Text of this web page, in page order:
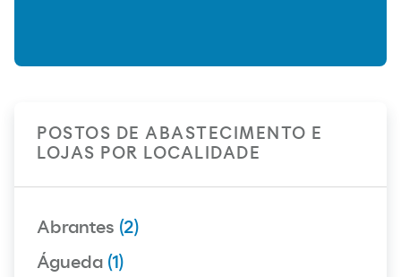
POSTOS DE ABASTECIMENTO E
LOJAS POR LOCALIDADE
Abrantes (2)
Águeda (1)